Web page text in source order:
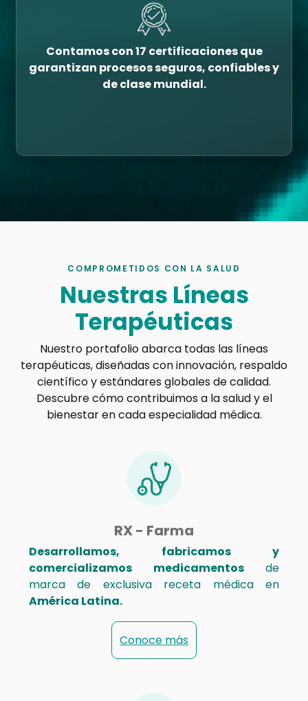
Contamos con 17 certificaciones que
garantizan procesos seguros, confiables y
de clase mundial.
COMPROMETIDOS CON LA SALUD
Nuestras Líneas
Terapéuticas
Nuestro portafolio abarca todas las líneas
terapéuticas, diseñadas con innovación, respaldo
científico y estándares globales de calidad.
Descubre cómo contribuimos a la salud y el
bienestar en cada especialidad médica.
RX - Farma
Desarrollamos, fabricamos y
comercializamos medicamentosde
marca de exclusiva receta médica en
América Latina.
Conoce más